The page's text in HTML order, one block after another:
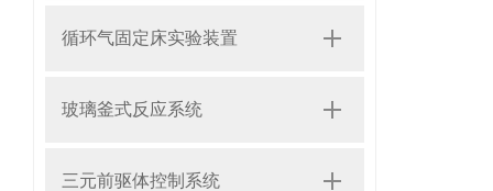
循环气固定床实验装置
玻璃釜式反应系统
三元前驱体控制系统